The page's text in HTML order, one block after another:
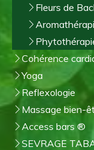
Fleurs de
Cohérence
Yoga
Reflexologie
Massage bien-
Access bars ®
SEVRAGE